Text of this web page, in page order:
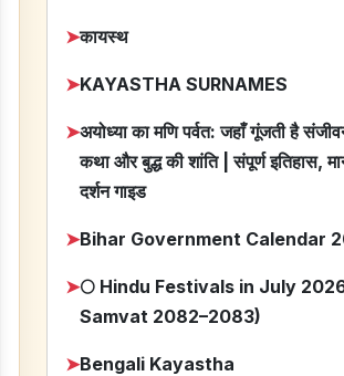
➤कायस्थ
➤KAYASTHA SURNAMES
➤अयोध्या का मणि पर्वत: जहाँ गूंजती है
कथा और बुद्ध की शांति | संपूर्ण इतिहास,
दर्शन गाइड
➤Bihar Government Calendar
➤🌕 Hindu Festivals in July
Samvat 2082–2083)
➤Bengali Kayastha